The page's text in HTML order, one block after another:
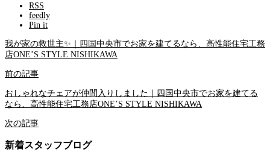
RSS
feedly
Pin it
我が家の救世主✨｜四国中央市でお家を建てるなら、高性能住宅工務
店ONE’S STYLE NISHIKAWA
前の記事
おしゃれなチェアが仲間入りしました｜四国中央市でお家を建てる
なら、高性能住宅工務店ONE’S STYLE NISHIKAWA
次の記事
新着スタッフブログ